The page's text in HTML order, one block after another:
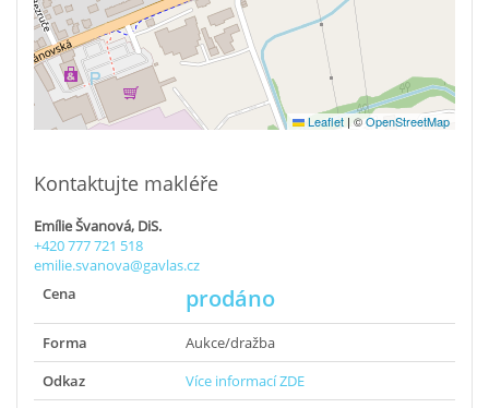
Leaflet | ©OpenStreetMap
Kontaktujte makléře
Emílie Švanová, DiS.
+420 777 721 518
emilie.svanova@gavlas.cz
Cena
prodáno
Forma
Aukce/dražba
Odkaz
Více informací ZDE